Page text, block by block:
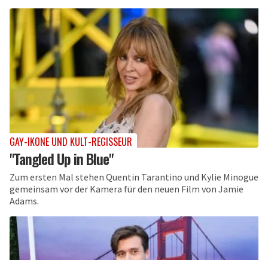
GAY-IKONE UND KULT-REGISSEUR
"Tangled Up in Blue"
Zum ersten Mal stehen Quentin Tarantino und Kylie Minogue
gemeinsam vor der Kamera für den neuen Film von Jamie
Adams.